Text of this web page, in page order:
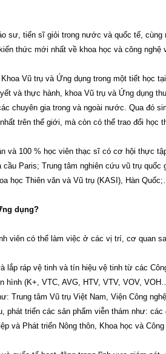
sư, tiến sĩ giỏi trong nước và quốc tế, cùng
thức mới nhất về khoa học và công nghệ
Vũ trụ và Ứng dụng trong một tiết học
và thực hành, khoa Vũ trụ và Ứng dụng
chuyên gia trong và ngoài nước. Qua đó
trên thế giới, mà còn có thể trao đổi học
và 100 % học viên thạc sĩ có cơ hội thực
Paris; Trung tâm nghiên cứu vũ trụ quốc
học Thiên văn và Vũ trụ (KASI), Hàn Quốc;…
dụng?
viên có thể làm việc ở các vị trí, cơ quan
lắp ráp vệ tinh và tín hiệu vệ tinh từ các
hình (K+, VTC, AVG, HTV, VTV, VOV,
Trung tâm Vũ trụ Việt Nam, Viện Công
phát triển các sản phẩm viễn thám như:
và Phát triển Nông thôn, Khoa học và